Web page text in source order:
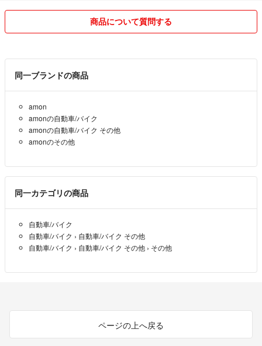
そのため、取付予定だった新品カスタムパーツや、売却時に外した中古
パーツをお求めやすい価格で出品予定です！
気持ちの良いお取引ができるよう努めますので、どうぞよろしくお願い
いたします(^^)♪
商品について質問する
同一ブランドの商品
amon
amonの自動車/バイク
amonの自動車/バイク その他
amonのその他
同一カテゴリの商品
自動車/バイク
自動車/バイク › 自動車/バイク その他
自動車/バイク › 自動車/バイク その他 › その他
ページの上へ戻る